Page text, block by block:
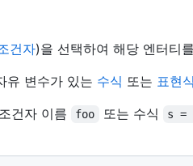
건자)을 선택하여 해당 엔터티
유 변수가 있는 수식 또는 표현식
건자 이름
foo 또는 수식 s =